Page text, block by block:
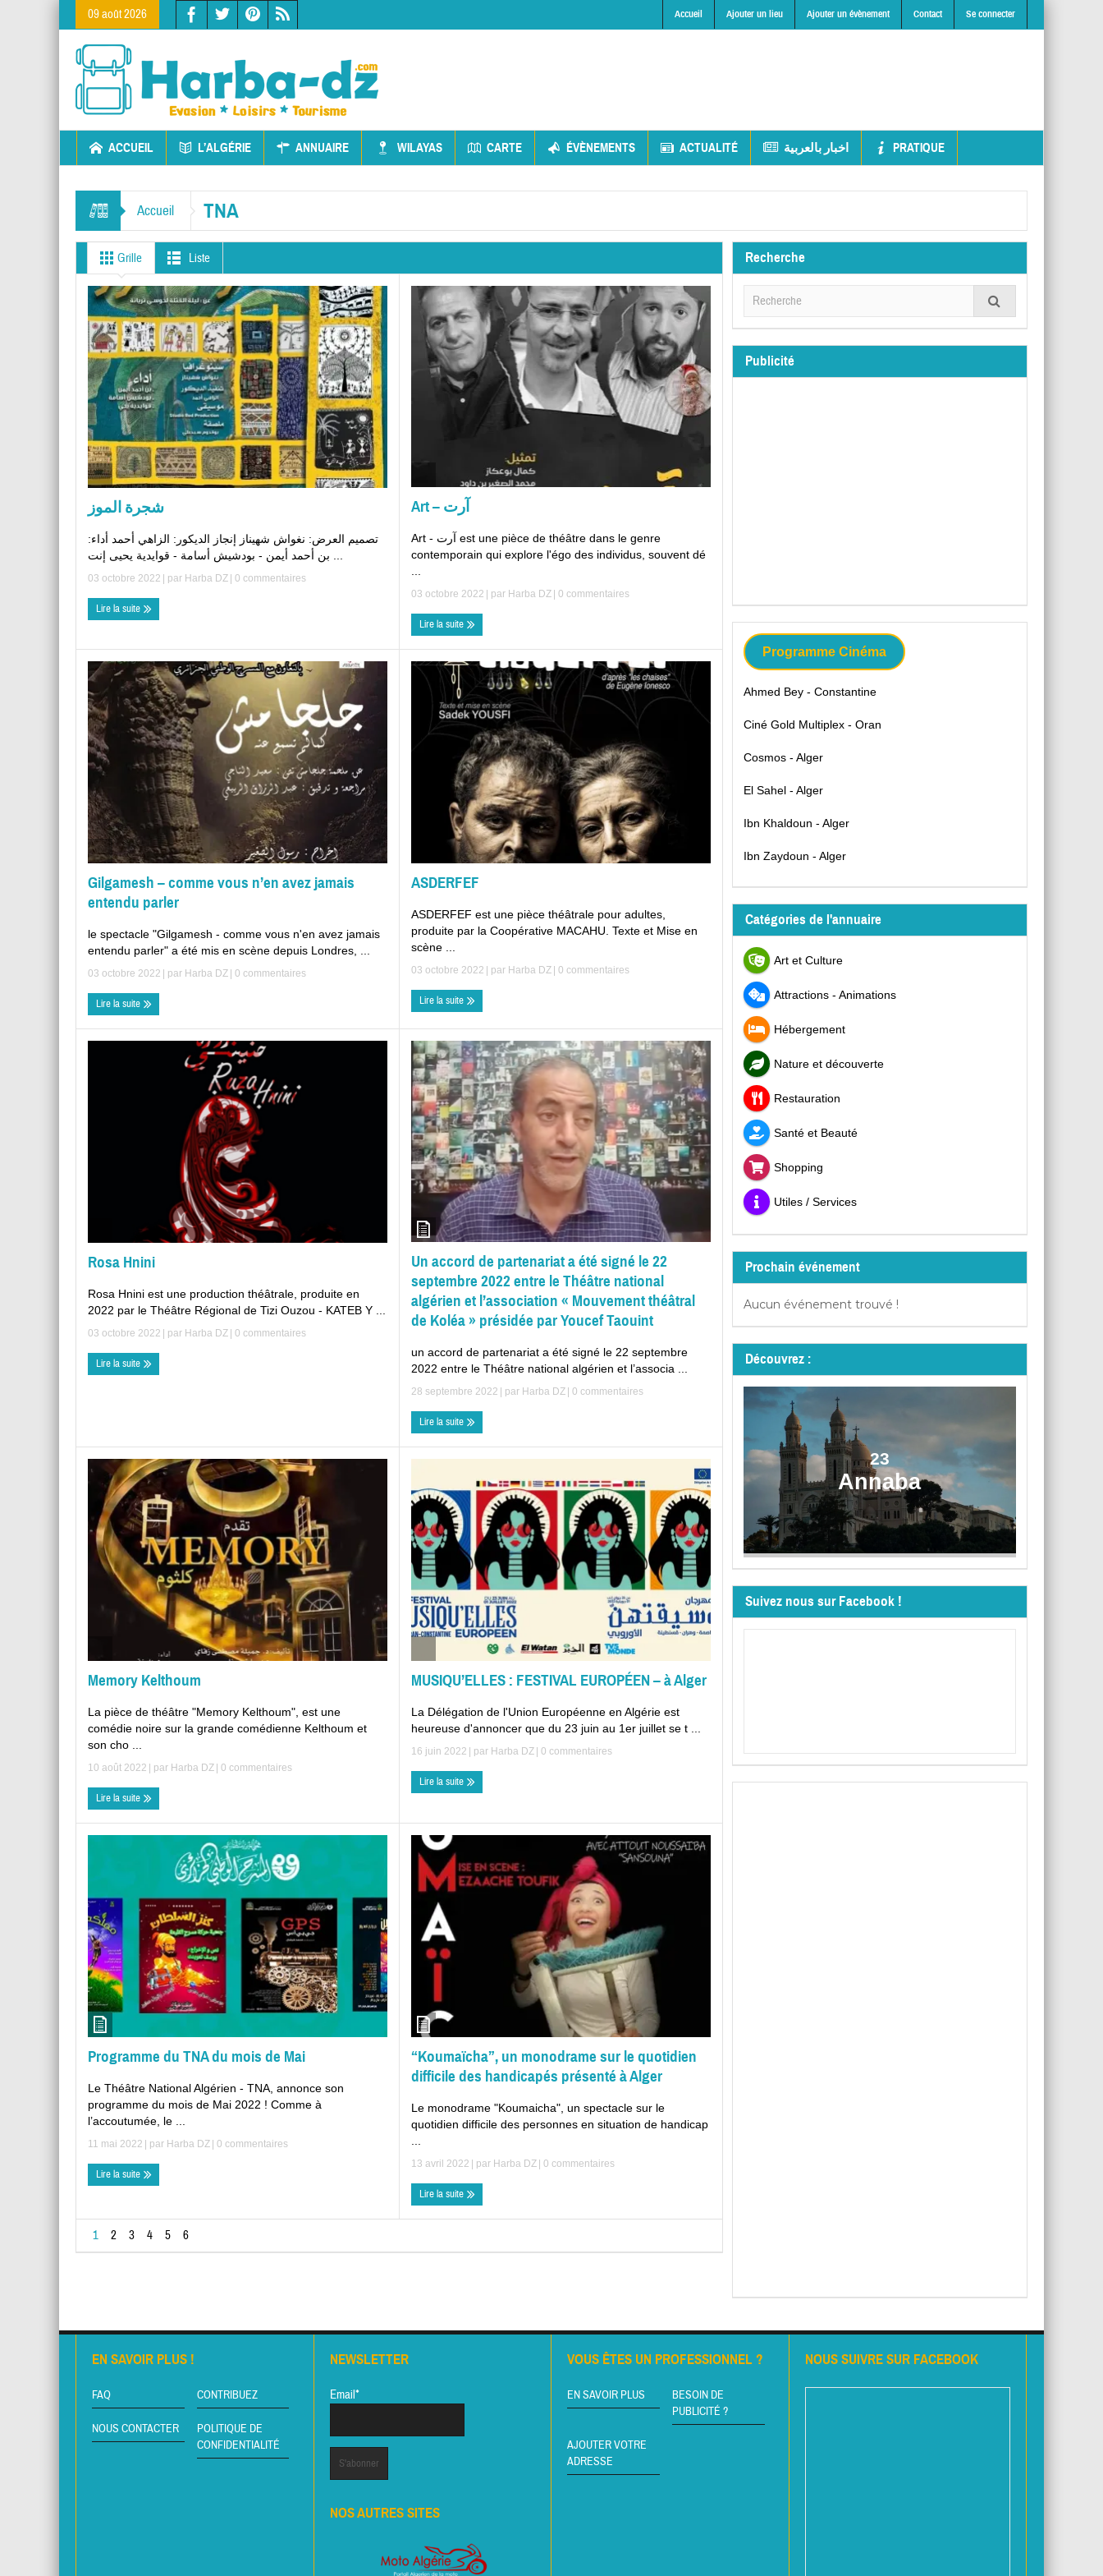
09 août 2026 Accueil Ajouter un lieu Ajouter un évènement Contact Se connecter
ACCUEIL L’ALGÉRIE ANNUAIRE WILAYAS CARTE ÉVÈNEMENTS ACTUALITÉ اخبار بالعربية PRATIQUE
Accueil TNA
Grille Liste
شجرة الموز
تصميم العرض: نغواش شهيناز إنجاز الديكور: الزاهي أحمد أداء:
03 octobre 2022 | par Harba DZ 0 commentaires
Lire la suite
Art – آرت
Art - آرت est une pièce de théâtre dans le genre
contemporain qui explore l'égo des individus, souvent dé
...
03 octobre 2022 | par Harba DZ 0 commentaires
Lire la suite
Gilgamesh – comme vous n’en avez jamais
entendu parler
le spectacle "Gilgamesh - comme vous n'en avez jamais
entendu parler" a été mis en scène depuis Londres, ...
03 octobre 2022 | par Harba DZ 0 commentaires
Lire la suite
ASDERFEF
ASDERFEF est une pièce théâtrale pour adultes,
produite par la Coopérative MACAHU. Texte et Mise en
scène ...
03 octobre 2022 | par Harba DZ | 0 commentaires
Lire la suite
Rosa Hnini
Rosa Hnini est une production théâtrale, produite en
2022 par le Théâtre Régional de Tizi Ouzou - KATEB Y ...
03 octobre 2022 | par Harba DZ 0 commentaires
Lire la suite
Un accord de partenariat a été signé le 22
septembre 2022 entre le Théâtre national
algérien et l’association « Mouvement théâtral
de Koléa » présidée par Youcef Taouint
un accord de partenariat a été signé le 22 septembre
2022 entre le Théâtre national algérien et l’associa ...
28 septembre 2022 | par Harba DZ 0 commentaires
Lire la suite
Memory Kelthoum
La pièce de théâtre "Memory Kelthoum", est une
comédie noire sur la grande comédienne Kelthoum et
son cho ...
10 août 2022 | par Harba DZ 0 commentaires
Lire la suite
MUSIQU’ELLES : FESTIVAL EUROPÉEN – à Alger
La Délégation de l'Union Européenne en Algérie est
heureuse d'annoncer que du 23 juin au 1er juillet se t ...
16 juin 2022 | par Harba DZ | 0 commentaires
Lire la suite
Programme du TNA du mois de Mai
Le Théâtre National Algérien - TNA, annonce son
programme du mois de Mai 2022 ! Comme à
l’accoutumée, le ...
11 mai 2022 | par Harba DZ 0 commentaires
Lire la suite
“Koumaïcha”, un monodrame sur le quotidien
difficile des handicapés présenté à Alger
Le monodrame "Koumaicha", un spectacle sur le
quotidien difficile des personnes en situation de handicap
13 avril 2022 | par Harba DZ | 0 commentaires
Lire la suite
1 2 3 4 5 6
Recherche
Publicité
Programme Cinéma
Ahmed Bey - Constantine
Ciné Gold Multiplex - Oran
Cosmos - Alger
El Sahel - Alger
Ibn Khaldoun - Alger
Ibn Zaydoun - Alger
Catégories de l'annuaire
Art et Culture
Attractions - Animations
Hébergement
Nature et découverte
Restauration
Santé et Beauté
Shopping
Utiles / Services
Prochain événement
Aucun événement trouvé !
Découvrez :
23
Annaba
Suivez nous sur Facebook !
EN SAVOIR PLUS !
FAQ CONTRIBUEZ
NOUS CONTACTER
POLITIQUE DE
CONFIDENTIALITÉ
NEWSLETTER
Email*
NOS AUTRES SITES
VOUS ÊTES UN PROFESSIONNEL ?
EN SAVOIR PLUS
BESOIN DE
PUBLICITÉ ?
AJOUTER VOTRE
ADRESSE
NOUS SUIVRE SUR FACEBOOK